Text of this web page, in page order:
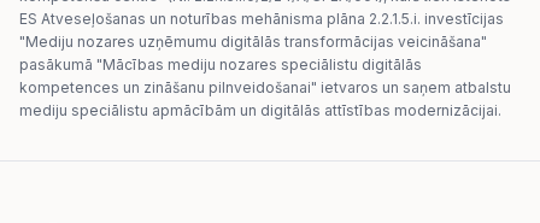
ES Atveseļošanas un noturības mehānisma plāna 2.2.1.5.i. investīcijas
"Mediju nozares uzņēmumu digitālās transformācijas veicināšana"
pasākumā "Mācības mediju nozares speciālistu digitālās
kompetences un zināšanu pilnveidošanai" ietvaros un saņem atbalstu
mediju speciālistu apmācībām un digitālās attīstības modernizācijai.